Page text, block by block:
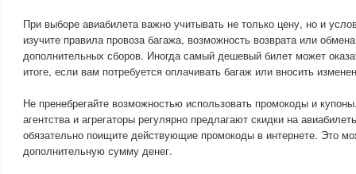
При выборе авиабилета важно учитывать не только цену, но и
изучите правила провоза багажа, возможность возврата или
дополнительных сборов. Иногда самый дешевый билет может
итоге, если вам потребуется оплачивать багаж или вносить
Не пренебрегайте возможностью использовать промокоды и
агентства и агрегаторы регулярно предлагают скидки на
обязательно поищите действующие промокоды в интернете. Это
дополнительную сумму денег.